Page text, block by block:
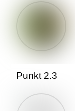
Punkt 2.3